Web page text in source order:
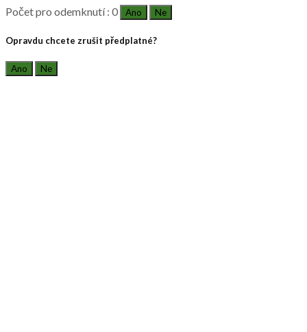
Počet pro odemknutí : 0 Ano Ne
Opravdu chcete zrušit předplatné?
Ano Ne